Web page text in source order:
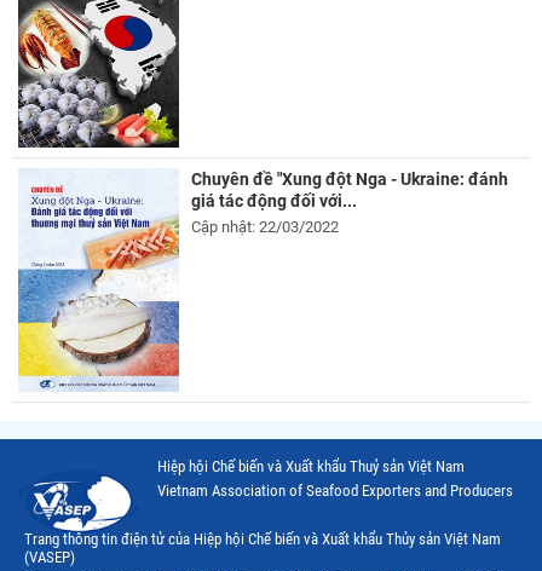
Chuyên đề "Xung đột Nga - Ukraine: đánh
giá tác động đối với...
Cập nhật: 22/03/2022
Hiệp hội Chế biến và Xuất khẩu Thuỷ sản Việt Nam
Vietnam Association of Seafood Exporters and Producers
Trang thông tin điện tử của Hiệp hội Chế biến và Xuất khẩu Thủy sản Việt Nam
(VASEP)